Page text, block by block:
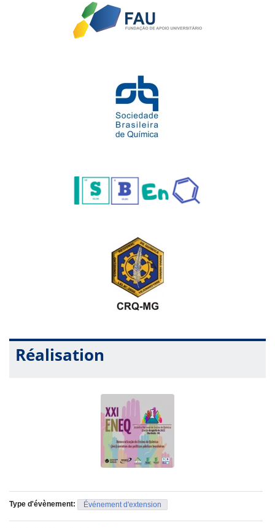
Réalisation
Type d'évènement: Événement d'extension